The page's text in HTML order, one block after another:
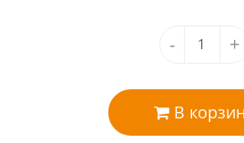
- +
В